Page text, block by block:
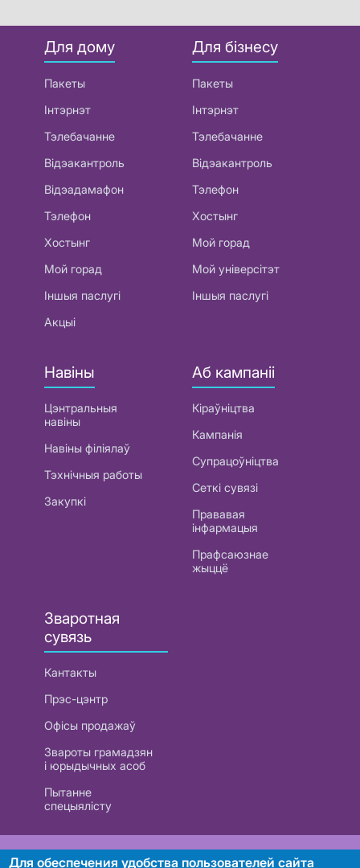
Для дому
Пакеты
Інтэрнэт
Тэлебачанне
Відэакантроль
Відэадамафон
Тэлефон
Хостынг
Мой горад
Іншыя паслугі
Акцыі
Для бізнесу
Пакеты
Інтэрнэт
Тэлебачанне
Відэакантроль
Тэлефон
Хостынг
Мой горад
Мой універсітэт
Іншыя паслугі
Навіны
Цэнтральныя
навіны
Навіны філіялаў
Тэхнічныя работы
Закупкі
Аб кампаніі
Кіраўніцтва
Кампанія
Супрацоўніцтва
Сеткі сувязі
Прававая
інфармацыя
Прафсаюзнае
жыццё
Зваротная
сувязь
Кантакты
Прэс-цэнтр
Офісы продажаў
Звароты грамадзян
і юрыдычных асоб
Пытанне
спецыялісту
РУП «Белтэлекам». УНП 101007741
Для обеспечения удобства пользователей сайта